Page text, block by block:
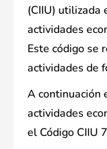
(CIIU) utilizada
actividades
Este código se
actividades de
A continuación
actividades
el Código CIIU